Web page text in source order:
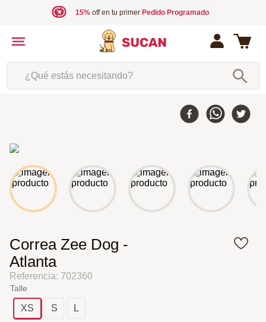
15%off en tu primer Pedido Programado
¿Qué estás necesitando?
Correa Zee Dog -
Atlanta
Referencia: 702360
Talle
XS S L